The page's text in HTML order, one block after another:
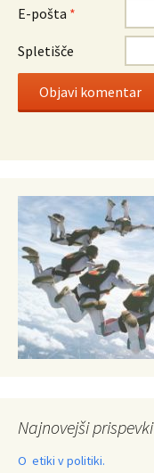
E-pošta *
Spletišče
Najnovejši prispevki
O etiki v politiki.